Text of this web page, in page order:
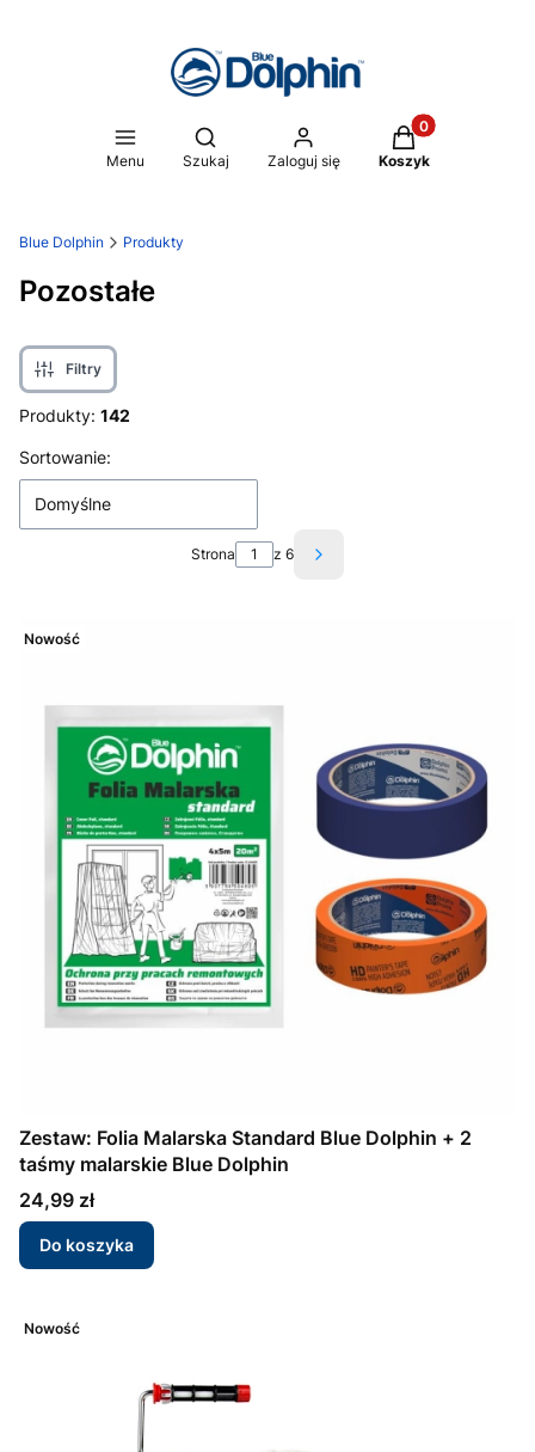
Menu
Otwórz wyszukiwarkę
Szukaj Zaloguj się
Produkty w
Koszyk
Blue Dolphin Produkty
Pozostałe
Filtry
Produkty: 142
Lista produktów
Sortowanie:
Domyślne
Strona z 6 Następne produkty
Nowość
Zestaw: Folia Malarska Standard Blue Dolphin + 2
taśmy malarskie Blue Dolphin
Cena
24,99 zł
Do koszyka
Nowość